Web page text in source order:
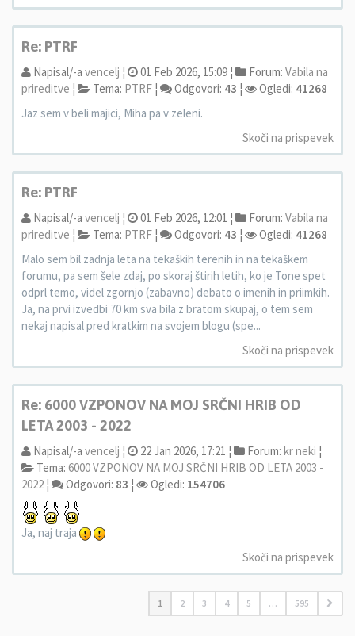
Re: PTRF
Napisal/-a vencelj ¦ 01 Feb 2026, 15:09 ¦ Forum: Vabila na
prireditve ¦ Tema: PTRF ¦ Odgovori: 43 ¦ Ogledi: 41268
Jaz sem v beli majici, Miha pa v zeleni.
Skoči na prispevek
Re: PTRF
Napisal/-a vencelj ¦ 01 Feb 2026, 12:01 ¦ Forum: Vabila na
prireditve ¦ Tema: PTRF ¦ Odgovori: 43 ¦ Ogledi: 41268
Malo sem bil zadnja leta na tekaških terenih in na tekaškem
forumu, pa sem šele zdaj, po skoraj štirih letih, ko je Tone spet
odprl temo, videl zgornjo (zabavno) debato o imenih in priimkih.
Ja, na prvi izvedbi 70 km sva bila z bratom skupaj, o tem sem
nekaj napisal pred kratkim na svojem blogu (spe...
Skoči na prispevek
Re: 6000 VZPONOV NA MOJ SRČNI HRIB OD
LETA 2003 - 2022
Napisal/-a vencelj ¦ 22 Jan 2026, 17:21 ¦ Forum: kr neki ¦
Tema: 6000 VZPONOV NA MOJ SRČNI HRIB OD LETA 2003 -
2022 ¦ Odgovori: 83 ¦ Ogledi: 154706
Ja, naj traja
Skoči na prispevek
1 2 3 4 5 … 595